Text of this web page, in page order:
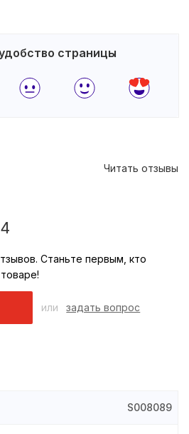
страницы
S008089
Читать отзывы
Станьте первым, кто
или задать вопрос